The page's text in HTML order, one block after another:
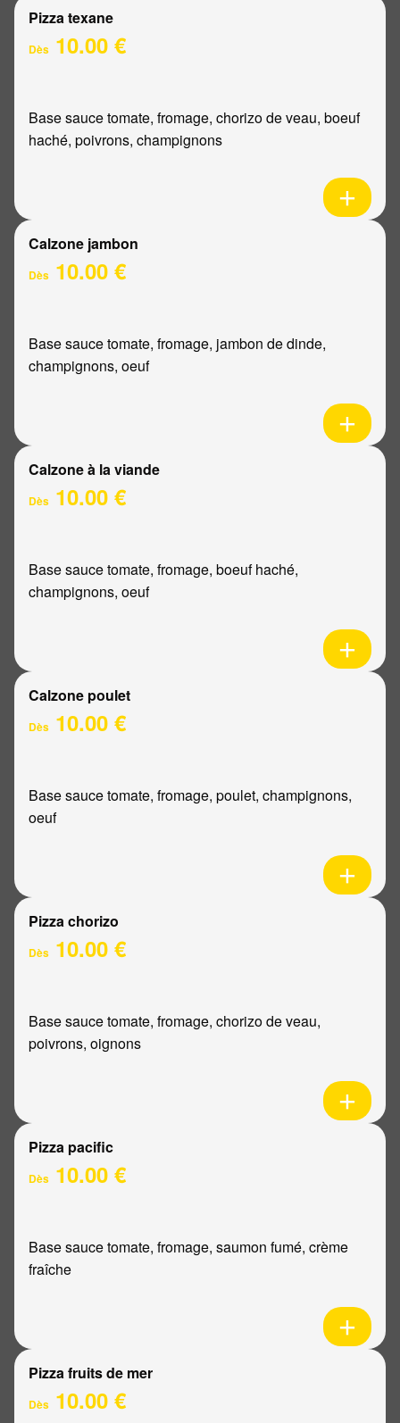
Pizza texane
Dès 10.00 €
Base sauce tomate, fromage, chorizo de veau, boeuf
haché, poivrons, champignons
Calzone jambon
Dès 10.00 €
Base sauce tomate, fromage, jambon de dinde,
champignons, oeuf
Calzone à la viande
Dès 10.00 €
Base sauce tomate, fromage, boeuf haché,
champignons, oeuf
Calzone poulet
Dès 10.00 €
Base sauce tomate, fromage, poulet, champignons,
oeuf
Pizza chorizo
Dès 10.00 €
Base sauce tomate, fromage, chorizo de veau,
poivrons, oignons
Pizza pacific
Dès 10.00 €
Base sauce tomate, fromage, saumon fumé, crème
fraîche
Pizza fruits de mer
Dès 10.00 €